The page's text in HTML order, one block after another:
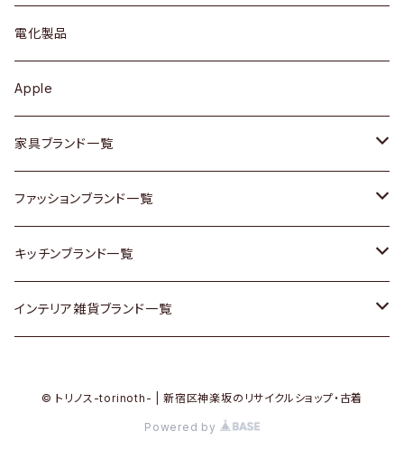
キュリオケース / 飾り棚
カップボード / 食器棚
チェスト
その他家具
Vintageヴィンテージ / Antiqueアンティーク
Designers / デザイナーズ
ワンピース
ボトムス
靴
スカーフ
腕時計
Vintage / ヴィンテージ
ケトル / ティーポット
鍋 / フライパン
Vintage / ヴィンテージ
銀製品
和物 / 作家物
その他キッチン雑貨
ギター
ベース
その他楽器
電化製品
Apple
家具ブランド一覧
ACME Furniture / アクメ ファニチャー
ACTUS / アクタス
arflex / アルフレックス
ファッションブランド一覧
agnes b / アニエス ベー
BALLY / バリー
キッチンブランド一覧
ARABIA / アラビア
インテリア雑貨ブランド一覧
© トリノス-torinoth- | 新宿区神楽坂のリサイクルショップ・古着
Powered by